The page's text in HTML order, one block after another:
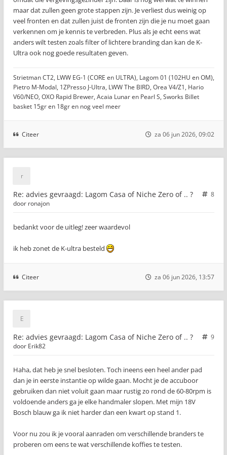
maar dat zullen geen grote stappen zijn. Je verliest dus weinig op
veel fronten en dat zullen juist de fronten zijn die je nu moet gaan
verkennen om je kennis te verbreden. Plus als je echt eens wat
anders wilt testen zoals filter of lichtere branding dan kan de K-
Ultra ook nog goede resultaten geven.
Strietman CT2, LWW EG-1 (CORE en ULTRA), Lagom 01 (102HU en OM),
Pietro M-Modal, 1ZPresso J-Ultra, LWW The BIRD, Orea V4/Z1, Hario
V60/NEO, OXO Rapid Brewer, Acaia Lunar en Pearl S, Sworks Billet
basket 15gr en 18gr en nog veel meer
Citeer za 06 jun 2026, 09:02
Re: advies gevraagd: Lagom Casa of Niche Zero of .. ?
8
door ronajon
bedankt voor de uitleg! zeer waardevol
ik heb zonet de K-ultra besteld
Citeer za 06 jun 2026, 13:57
Re: advies gevraagd: Lagom Casa of Niche Zero of .. ?
9
door Erik82
Haha, dat heb je snel besloten. Toch ineens een heel ander pad
dan je in eerste instantie op wilde gaan. Mocht je de accuboor
gebruiken dan niet voluit gaan maar rustig zo rond de 60-80rpm is
voldoende anders ga je elke handmaler slopen. Met mijn 18V
Bosch blauw ga ik niet harder dan een kwart op stand 1.
Voor nu zou ik je vooral aanraden om verschillende branders te
proberen om eens te wat verschillende koffies te testen.